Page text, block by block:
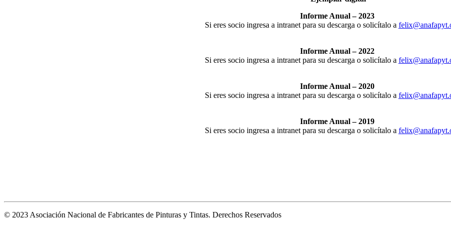
Informe Anual – 2023
Si eres socio ingresa a intranet para su descarga o solicítalo a
Informe Anual – 2022
Si eres socio ingresa a intranet para su descarga o solicítalo a
Informe Anual – 2020
Si eres socio ingresa a intranet para su descarga o solicítalo a
Informe Anual – 2019
Si eres socio ingresa a intranet para su descarga o solicítalo a
© 2023 Asociación Nacional de Fabricantes de Pinturas y Tintas. Derechos Reservados